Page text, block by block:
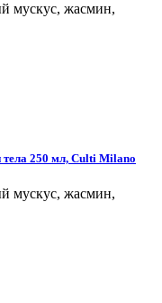
мускус, жасмин,
тела 250 мл, Culti Milano
мускус, жасмин,